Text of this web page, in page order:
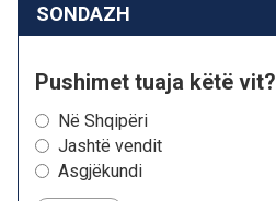
SONDAZH
Pushimet tuaja këtë vit?
Në Shqipëri
Jashtë vendit
Asgjëkundi